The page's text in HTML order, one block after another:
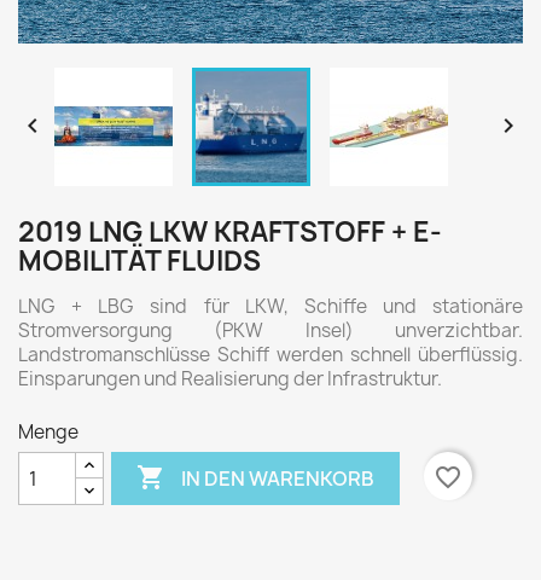
 
2019 LNG LKW KRAFTSTOFF + E-
MOBILITÄT FLUIDS
LNG + LBG sind für LKW, Schiffe und stationäre
Stromversorgung (PKW Insel) unverzichtbar.
Landstromanschlüsse Schiff werden schnell überflüssig.
Einsparungen und Realisierung der Infrastruktur.
Menge
 IN DEN WARENKORB favorite_border